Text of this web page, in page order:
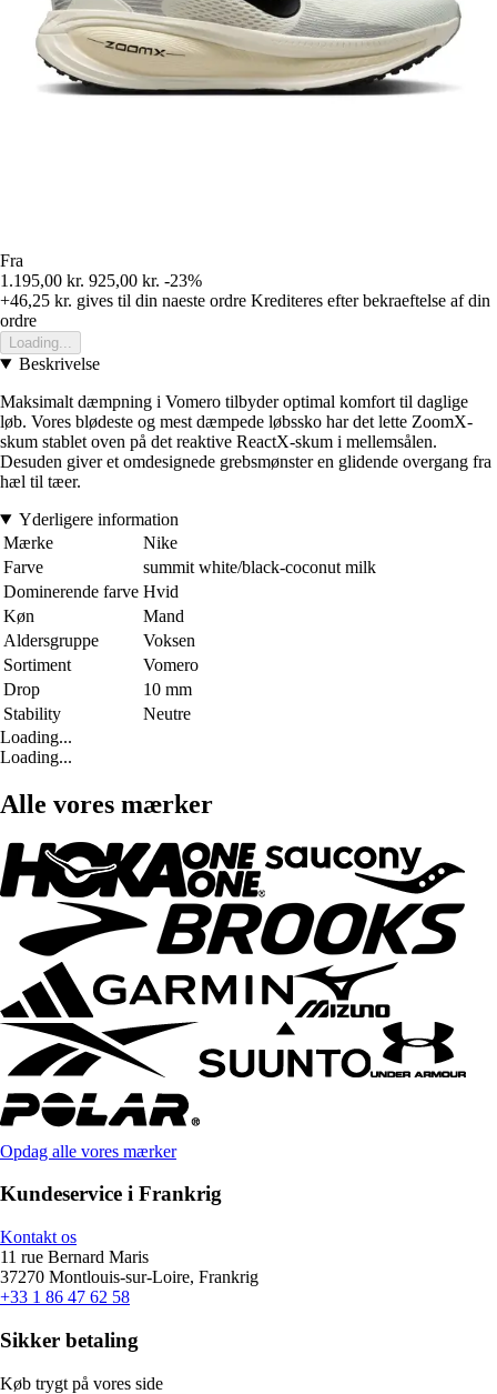
Fra
1.195,00 kr. 925,00 kr. -23%
+46,25 kr. gives til din naeste ordre Krediteres efter bekraeftelse af din
ordre
Loading...
Beskrivelse
Maksimalt dæmpning i Vomero tilbyder optimal komfort til daglige
løb. Vores blødeste og mest dæmpede løbssko har det lette ZoomX-
skum stablet oven på det reaktive ReactX-skum i mellemsålen.
Desuden giver et omdesignede grebsmønster en glidende overgang fra
hæl til tæer.
Yderligere information
Mærke
Nike
Farve
summit white/black-coconut milk
Dominerende farve Hvid
Køn
Mand
Aldersgruppe
Voksen
Sortiment
Vomero
Drop
10 mm
Stability
Neutre
Loading...
Loading...
Alle vores mærker
Opdag alle vores mærker
Kundeservice i Frankrig
Kontakt os
11 rue Bernard Maris
37270 Montlouis-sur-Loire, Frankrig
+33 1 86 47 62 58
Sikker betaling
Køb trygt på vores side